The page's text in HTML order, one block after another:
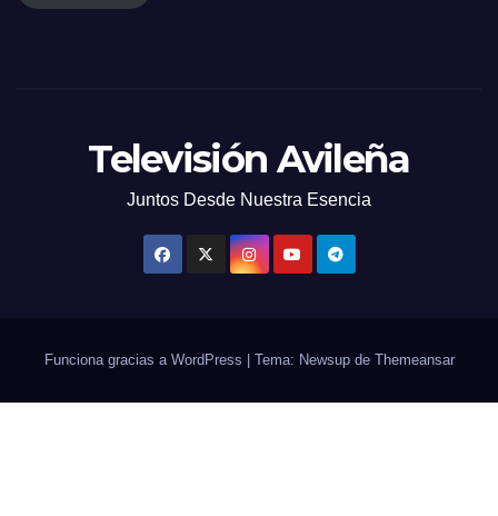
Televisión Avileña
Juntos Desde Nuestra Esencia
Funciona gracias a WordPress | Tema: Newsup de Themeansar